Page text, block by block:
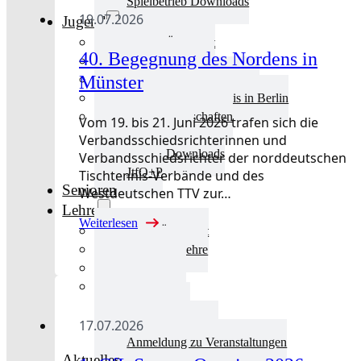
Jugend
Jugend Übersicht
Aktuelles Jugend
Landestraining und Kader
Schulsport Tischtennis in Berlin
mini-Meisterschaften
Kinderschutz
Jugend Downloads
JtfO+P
Senioren
Lehre
Lehre Übersicht
Aktuelles Lehre
Lehre Downloads
Anmeldung zu Veranstaltungen
19.07.2026
40. Begegnung des Nordens in
Münster
Vom 19. bis 21. Juni 2026 trafen sich die
Verbandsschiedsrichterinnen und
Verbandsschiedsrichter der norddeutschen
Tischtennis-Verbände und des
Westdeutschen TTV zur…
Weiterlesen
17.07.2026